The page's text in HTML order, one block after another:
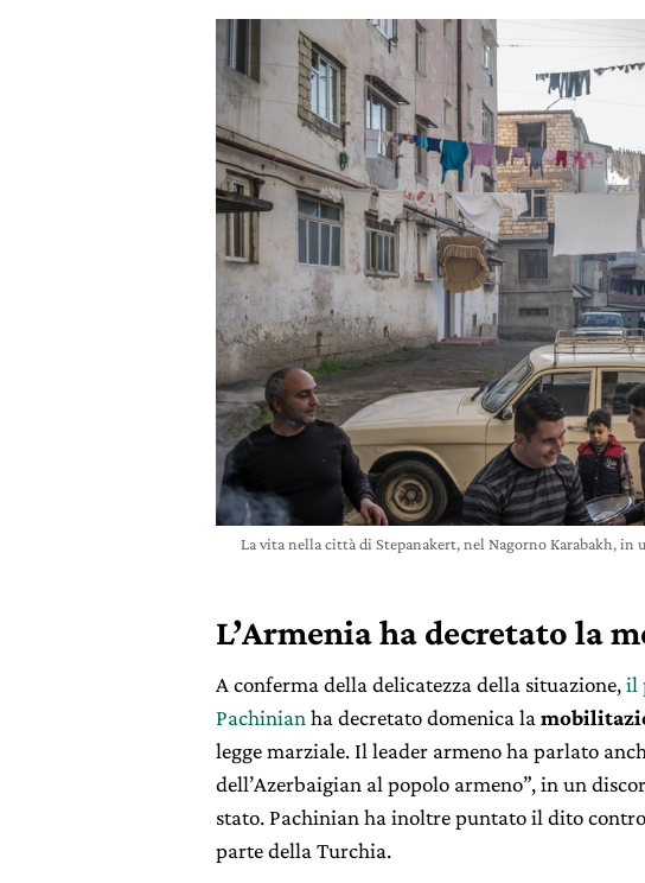
La vita nella città di Stepanakert, nel Nagorno Karabakh,
L’Armenia ha decretato la
A conferma della delicatezza della situazione,il
Pachinian ha decretato domenica la
legge marziale. Il leader armeno ha parlato
dell’Azerbaigian al popolo armeno”, in un
stato. Pachinian ha inoltre puntato il dito contro
parte della Turchia.